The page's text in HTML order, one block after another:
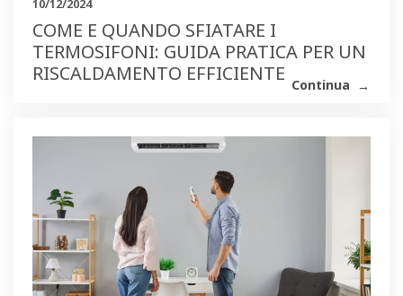
10/12/2024
COME E QUANDO SFIATARE I
TERMOSIFONI: GUIDA PRATICA PER UN
RISCALDAMENTO EFFICIENTE Continua